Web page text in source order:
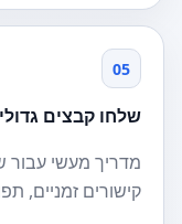
05
שלחו קבצים
מדריך מעשי עבור
קישורים זמניים,